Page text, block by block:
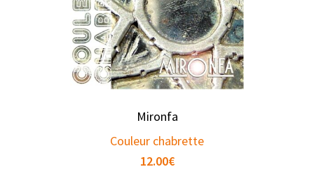
Mironfa
Couleur chabrette
12.00€